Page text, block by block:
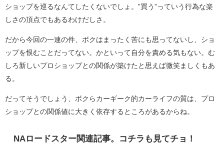
ショップを巡るなんてしたくないでしょ。”買う”っていう行為な楽
しさの頂点でもあるわけだしさ。
だから今回の一連の件、ボクはまったく苦にも思ってないし、ショ
ップを恨むことだってない。かといって自分を責める気もない。む
しろ新しいプロショップとの関係が築けたと思えば微笑ましくもあ
る。
だってそうでしょう、ボクらカーギーク的カーライフの質は、プロ
ショップとの関係値に大きく依存するところがあるからね。
NAロードスター関連記事。コチラも見てチョ！